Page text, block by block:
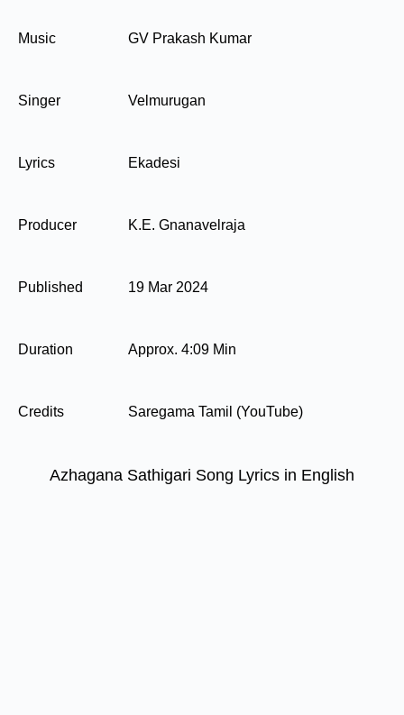
Music GV Prakash Kumar
Singer Velmurugan
Lyrics Ekadesi
Producer K.E. Gnanavelraja
Published 19 Mar 2024
Duration Approx. 4:09 Min
Credits Saregama Tamil (YouTube)
Azhagana Sathigari Song Lyrics in English